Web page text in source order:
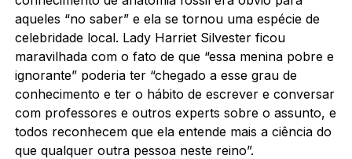
aqueles “no saber” e ela se tornou uma espécie de
celebridade local. Lady Harriet Silvester ficou
maravilhada com o fato de que “essa menina pobre e
ignorante” poderia ter “chegado a esse grau de
conhecimento e ter o hábito de escrever e conversar
com professores e outros experts sobre o assunto, e
todos reconhecem que ela entende mais a ciência do
que qualquer outra pessoa neste reino”.